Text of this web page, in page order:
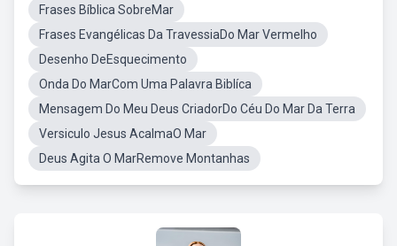
Frases Bíblica SobreMar
Frases Evangélicas Da TravessiaDo Mar Vermelho
Desenho DeEsquecimento
Onda Do MarCom Uma Palavra Biblíca
Mensagem Do Meu Deus CriadorDo Céu Do Mar Da Terra
Versiculo Jesus AcalmaO Mar
Deus Agita O MarRemove Montanhas